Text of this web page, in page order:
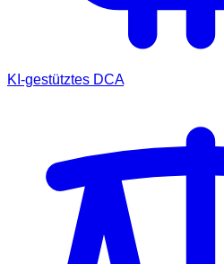
KI-gestütztes DCA